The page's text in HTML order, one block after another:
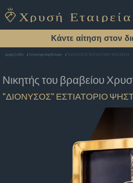
Κάντε αίτηση στον
Αρχική Σελίδα Εστιατόριο Βαρθολομιο "ΔΙΟΝΥΣΟΣ" ΕΣΤΙΑΤΟΡΙΟ ΨΗΣΤΑΡΙΑ
Νικητής του βραβείου
"ΔΙΟΝΥΣΟΣ" ΕΣΤΙΑΤΟΡΙΟ